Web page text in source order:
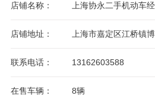
店铺名称： 上海协永二手机动车
店铺地址： 上海市嘉定区江桥镇
联系电话： 13162603588
在售车辆： 8辆